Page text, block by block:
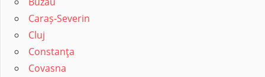
Caraș-Severin
Cluj
Constanţa
Covasna